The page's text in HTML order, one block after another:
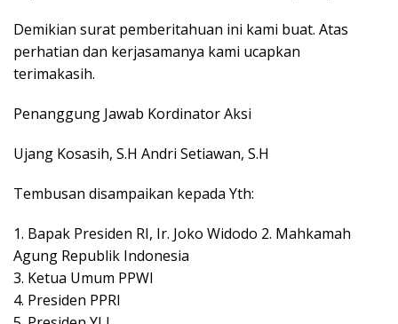
Demikian surat pemberitahuan ini kami buat. Atas
perhatian dan kerjasamanya kami ucapkan
terimakasih.
Penanggung Jawab Kordinator Aksi
Ujang Kosasih, S.H Andri Setiawan, S.H
Tembusan disampaikan kepada Yth:
1. Bapak Presiden RI, Ir. Joko Widodo 2. Mahkamah
Agung Republik Indonesia
3. Ketua Umum PPWI
4. Presiden PPRI